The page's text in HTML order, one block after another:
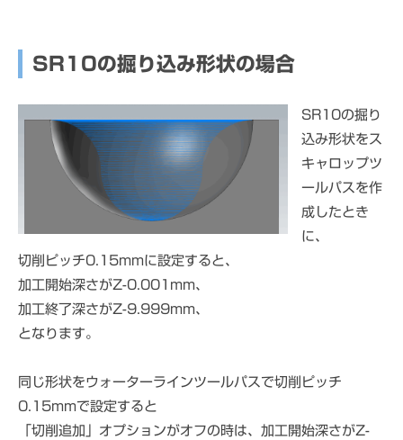
SR10の掘り込み形状の場合
SR10の掘り
込み形状をス
キャロップツ
ールパスを作
成したとき
に、
切削ピッチ0.15mmに設定すると、
加工開始深さがZ-0.001mm、
加工終了深さがZ-9.999mm、
となります。
同じ形状をウォーターラインツールパスで切削ピッチ
0.15mmで設定すると
「切削追加」オプションがオフの時は、加工開始深さがZ-